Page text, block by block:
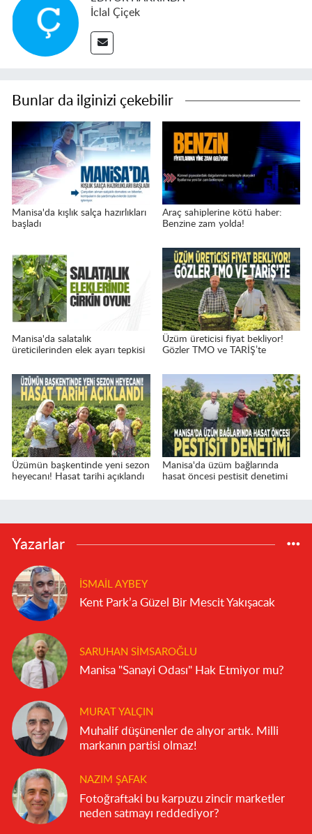
İclal Çiçek
Bunlar da ilginizi çekebilir
Manisa'da kışlık salça hazırlıkları
başladı
Araç sahiplerine kötü haber:
Benzine zam yolda!
Manisa'da salatalık
üreticilerinden elek ayarı tepkisi
Üzüm üreticisi fiyat bekliyor!
Gözler TMO ve TARİŞ’te
Üzümün başkentinde yeni sezon
heyecanı! Hasat tarihi açıklandı
Manisa'da üzüm bağlarında
hasat öncesi pestisit denetimi
Yazarlar
İSMAIL AYBEY
Kent Park’a Güzel Bir Mescit Yakışacak
SARUHAN SIMSAROĞLU
Manisa "Sanayi Odası" Hak Etmiyor mu?
MURAT YALÇIN
Muhalif düşünenler de alıyor artık. Milli
markanın partisi olmaz!
NAZIM ŞAFAK
Fotoğraftaki bu karpuzu zincir marketler
neden satmayı reddediyor?